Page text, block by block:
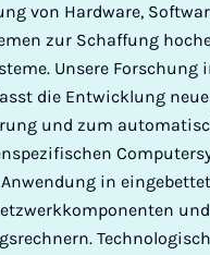
von Hardware,
zur Schaffung
Unsere Forschung
die Entwicklung
und zum
in
und